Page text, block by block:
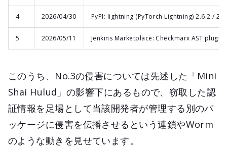
4 2026/04/30 PyPI: lightning (PyTorch Lightning) 2.6.2 /
5 2026/05/11 Jenkins Marketplace: Checkmarx AST plugin
このうち、No.3の侵害については先述した「Mini
Shai Hulud」の影響下にあるもので、窃取した認
証情報を足場として当該開発者が管理する別のパ
ッケージに侵害を伝播させるという連鎖やWorm
のような動きを見せています。